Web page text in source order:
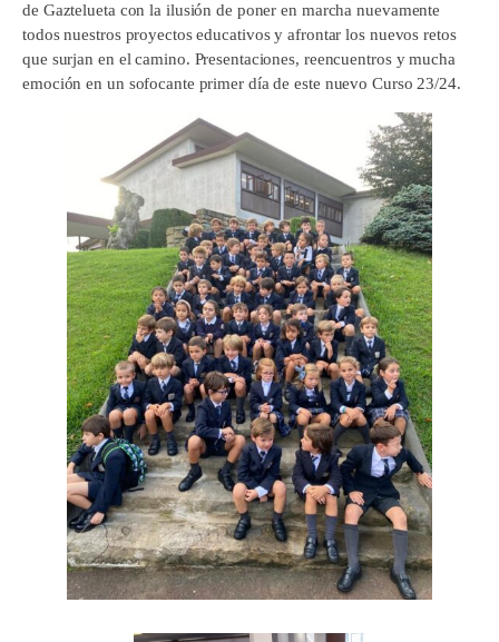
de Gaztelueta con la ilusión de poner en marcha nuevamente
todos nuestros proyectos educativos y afrontar los nuevos retos
que surjan en el camino. Presentaciones, reencuentros y mucha
emoción en un sofocante primer día de este nuevo Curso 23/24.